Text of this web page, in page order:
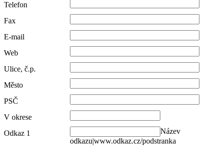
Telefon
Fax
E-mail
Web
Ulice, č.p.
Město
PSČ
V okrese
Odkaz 1
Název
odkazu|www.odkaz.cz/podstranka